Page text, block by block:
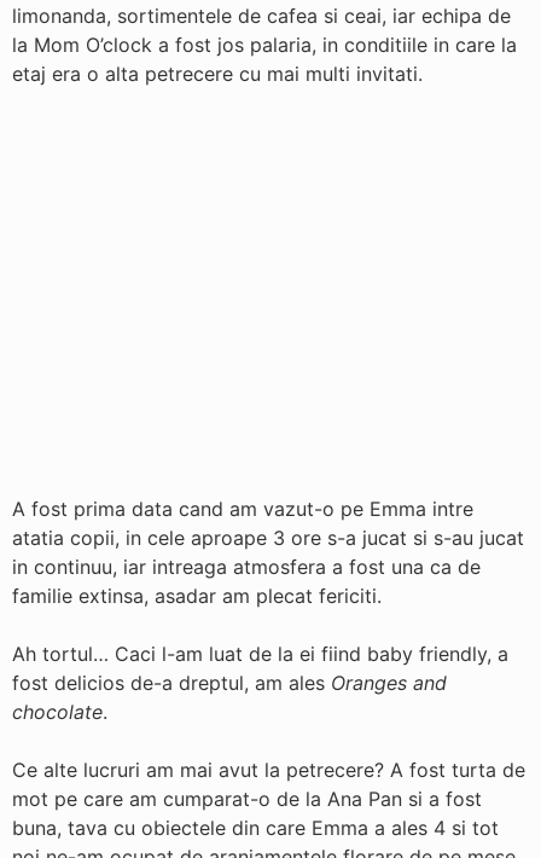
limonanda, sortimentele de cafea si ceai, iar echipa de
la Mom O’clock a fost jos palaria, in conditiile in care la
etaj era o alta petrecere cu mai multi invitati.
A fost prima data cand am vazut-o pe Emma intre
atatia copii, in cele aproape 3 ore s-a jucat si s-au jucat
in continuu, iar intreaga atmosfera a fost una ca de
familie extinsa, asadar am plecat fericiti.
Ah tortul… Caci l-am luat de la ei fiind baby friendly, a
fost delicios de-a dreptul, am ales Oranges and
chocolate.
Ce alte lucruri am mai avut la petrecere? A fost turta de
mot pe care am cumparat-o de la Ana Pan si a fost
buna, tava cu obiectele din care Emma a ales 4 si tot